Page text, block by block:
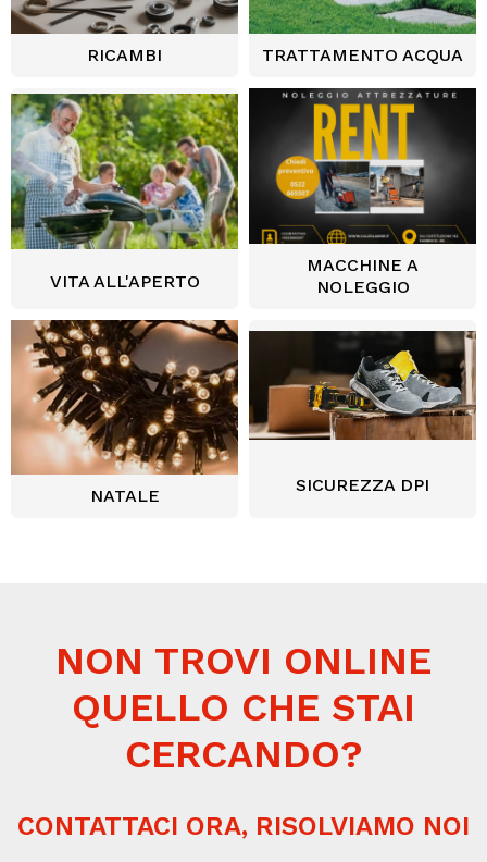
RICAMBI TRATTAMENTO ACQUA
VITA ALL'APERTO
MACCHINE A
NOLEGGIO
NATALE
SICUREZZA DPI
NON TROVI ONLINE
QUELLO CHE STAI
CERCANDO?
CONTATTACI ORA, RISOLVIAMO NOI